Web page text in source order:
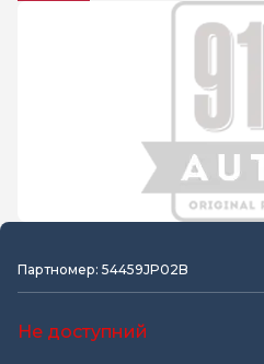
Партномер: 54459JP02B
Не доступний